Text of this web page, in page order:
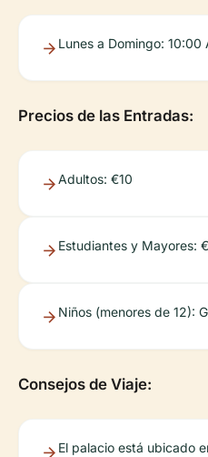
Lunes a Domingo:
Precios de las Entradas:
Adultos: €10
Estudiantes y Mayores:
Niños (menores de 12):
Consejos de Viaje:
El palacio está ubicado